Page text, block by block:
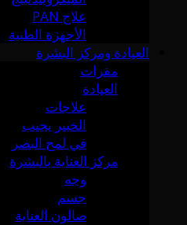
علاج PAN
الأجهزة الطبية
العيادة ومركز البشرة
مقرات
العيادة
علاجات
الخبير يجيب
في لمح البصر
مركز العناية بالبشرة
وجه
جسم
صالون العناية